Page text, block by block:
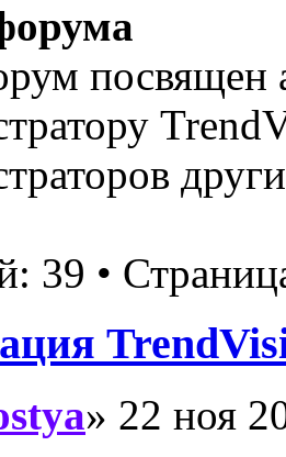
посвящен
39 •
» 22 ноя